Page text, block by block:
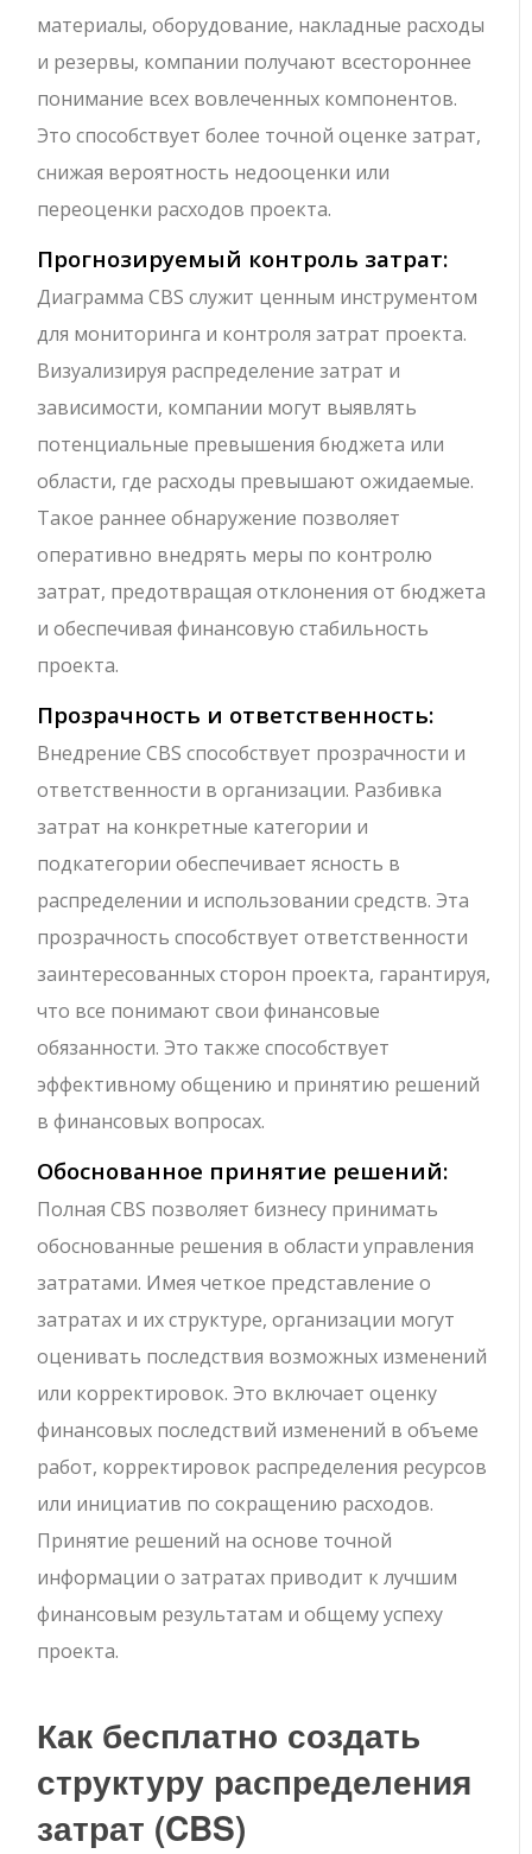
материалы, оборудование, накладные расходы
и резервы, компании получают всестороннее
понимание всех вовлеченных компонентов.
Это способствует более точной оценке затрат,
снижая вероятность недооценки или
переоценки расходов проекта.
Прогнозируемый контроль затрат:
Диаграмма CBS служит ценным инструментом
для мониторинга и контроля затрат проекта.
Визуализируя распределение затрат и
зависимости, компании могут выявлять
потенциальные превышения бюджета или
области, где расходы превышают ожидаемые.
Такое раннее обнаружение позволяет
оперативно внедрять меры по контролю
затрат, предотвращая отклонения от бюджета
и обеспечивая финансовую стабильность
проекта.
Прозрачность и ответственность:
Внедрение CBS способствует прозрачности и
ответственности в организации. Разбивка
затрат на конкретные категории и
подкатегории обеспечивает ясность в
распределении и использовании средств. Эта
прозрачность способствует ответственности
заинтересованных сторон проекта, гарантируя,
что все понимают свои финансовые
обязанности. Это также способствует
эффективному общению и принятию решений
в финансовых вопросах.
Обоснованное принятие решений:
Полная CBS позволяет бизнесу принимать
обоснованные решения в области управления
затратами. Имея четкое представление о
затратах и их структуре, организации могут
оценивать последствия возможных изменений
или корректировок. Это включает оценку
финансовых последствий изменений в объеме
работ, корректировок распределения ресурсов
или инициатив по сокращению расходов.
Принятие решений на основе точной
информации о затратах приводит к лучшим
финансовым результатам и общему успеху
проекта.
Как бесплатно создать
структуру распределения
затрат (CBS)